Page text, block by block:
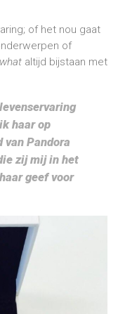
of het nou gaat
of
altijd bijstaan met
haar op
van Pandora
zij mij in het
geef voor